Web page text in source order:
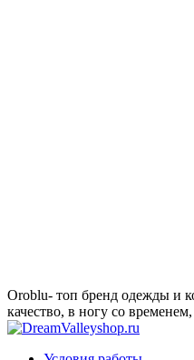
Oroblu- топ бренд одежды и
качество, в ногу со